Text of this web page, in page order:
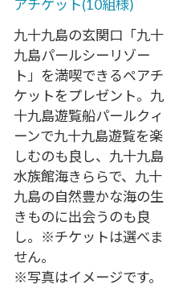
アチケット(10組様)
九十九島の玄関口「九十
九島パールシーリゾー
ト」を満喫できるペアチ
ケットをプレゼント。九
十九島遊覧船パールクィ
ーンで九十九島遊覧を楽
しむのも良し、九十九島
水族館海きららで、九十
九島の自然豊かな海の生
きものに出会うのも良
し。※チケットは選べま
せん。
※写真はイメージです。